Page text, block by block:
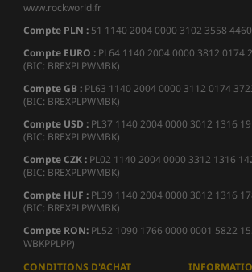
www.rockworld.fr
Compte PLN : 51 1140 2004 0000 3102 3558 4460
Compte EURO : PL64 1140 2004 0000 3812 0174
(BIC: BREXPLPWMBK)
Compte GB : PL63 1140 2004 0000 3112 0174
(BIC: BREXPLPWMBK)
Compte USD : PL37 1140 2004 0000 3012 1316
(BIC: BREXPLPWMBK)
Compte CZK : PL02 1140 2004 0000 3312 1316
(BIC: BREXPLPWMBK)
Compte HUF : PL39 1140 2004 0000 3012 1316
(BIC: BREXPLPWMBK)
Compte RON: PL52 1090 1766 0000 0001 5822
WBKPPLPP)
CONDITIONS D'ACHAT